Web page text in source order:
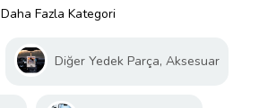
Daha Fazla Kategori
Diğer Yedek Parça, Aksesuar